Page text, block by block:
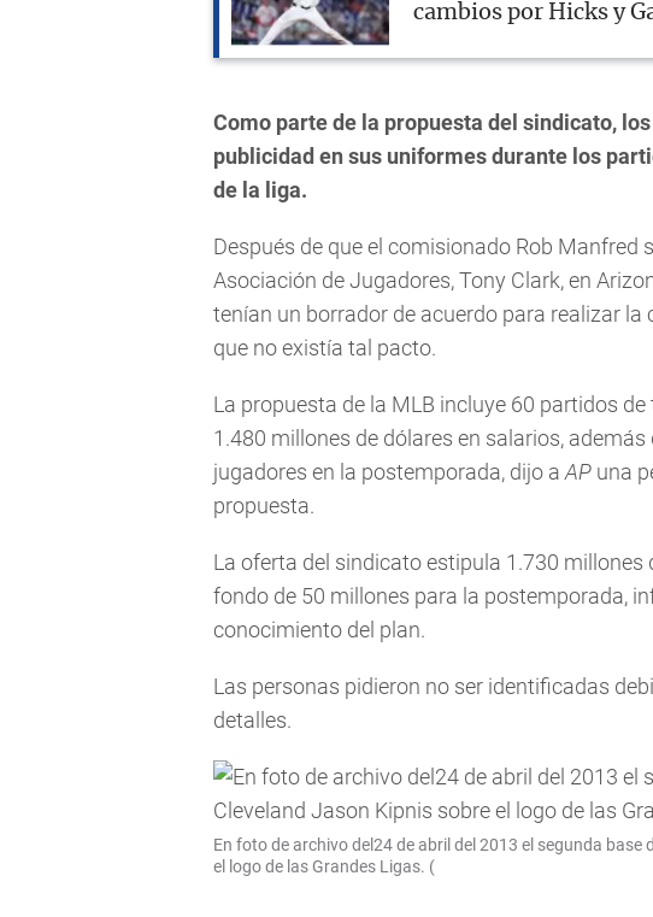
cambios por Hicks y
Como parte de la propuesta del sindicato,
publicidad en sus uniformes durante los
de la liga.
Después de que el comisionado Rob Manfred
Asociación de Jugadores, Tony Clark, en
tenían un borrador de acuerdo para realizar
que no existía tal pacto.
La propuesta de la MLB incluye 60 partidos
1.480 millones de dólares en salarios,
jugadores en la postemporada, dijo a AP una
propuesta.
La oferta del sindicato estipula 1.730 millones
fondo de 50 millones para la postemporada,
conocimiento del plan.
Las personas pidieron no ser identificadas
detalles.
En foto de archivo del24 de abril del 2013 el segunda
el logo de las Grandes Ligas. (